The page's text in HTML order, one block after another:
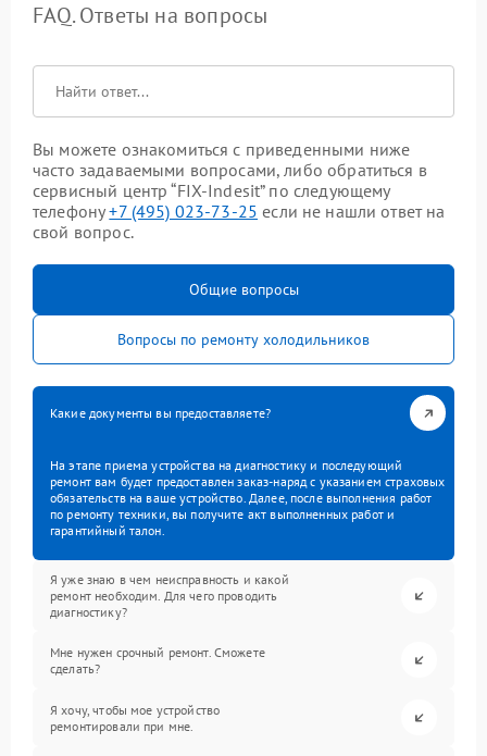
FAQ. Ответы на вопросы
Вы можете ознакомиться с приведенными ниже
часто задаваемыми вопросами, либо обратиться в
сервисный центр “FIX-Indesit” по следующему
телефону+7 (495) 023-73-25 если не нашли ответ на
свой вопрос.
Общие вопросы
Вопросы по ремонту холодильников
Какие документы вы предоставляете?
На этапе приема устройства на диагностику и последующий
ремонт вам будет предоставлен заказ-наряд с указанием страховых
обязательств на ваше устройство. Далее, после выполнения работ
по ремонту техники, вы получите акт выполненных работ и
гарантийный талон.
Я уже знаю в чем неисправность и какой
ремонт необходим. Для чего проводить
диагностику?
Мне нужен срочный ремонт. Сможете
сделать?
Я хочу, чтобы мое устройство
ремонтировали при мне.